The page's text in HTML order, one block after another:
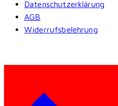
Datenschutzerklärung
AGB
Widerrufsbelehrung